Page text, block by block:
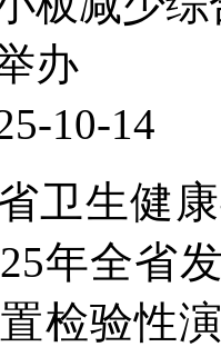
办
10-14
卫生健
年全省
检验性